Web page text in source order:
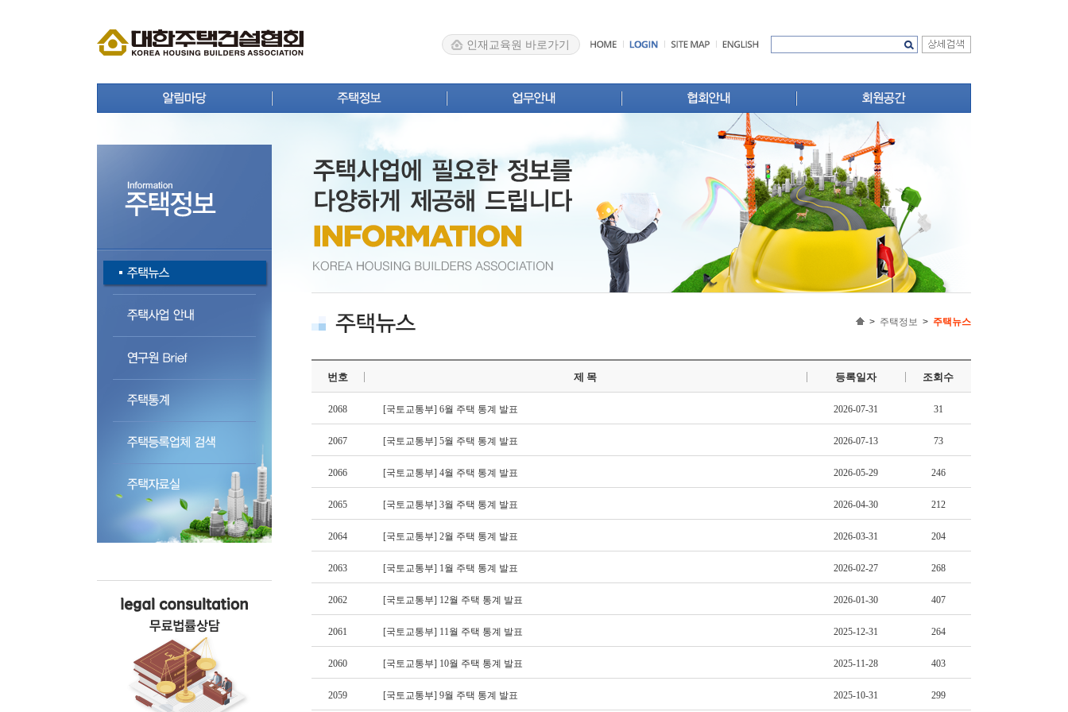
인재교육원 바로가기
회원사 동정
상생 협력 마당
주택사업 안내
연구원 Brief
주택통계
주택등록업체 검색
주택자료실
영업실적·계획신고
분양실적·계획신고
확인서발급
자주 묻는 질문
주택사업자 윤리강령
조직 및 구성
주요업무 추진실적
법령·제도개선 실적
무료법률상담
회원사 신문고
범정부 애로해소 지원센터
택지정보
업무서식
회원자료실
> 주택정보 > 주택뉴스
번호 제 목 등록일자 조회수
2068 [국토교통부] 6월 주택 통계 발표 2026-07-31 31
2067 [국토교통부] 5월 주택 통계 발표 2026-07-13 73
2066 [국토교통부] 4월 주택 통계 발표 2026-05-29 246
2065 [국토교통부] 3월 주택 통계 발표 2026-04-30 212
2064 [국토교통부] 2월 주택 통계 발표 2026-03-31 204
2063 [국토교통부] 1월 주택 통계 발표 2026-02-27 268
2062 [국토교통부] 12월 주택 통계 발표 2026-01-30 407
2061 [국토교통부] 11월 주택 통계 발표 2025-12-31 264
2060 [국토교통부] 10월 주택 통계 발표 2025-11-28 403
2059 [국토교통부] 9월 주택 통계 발표 2025-10-31 299